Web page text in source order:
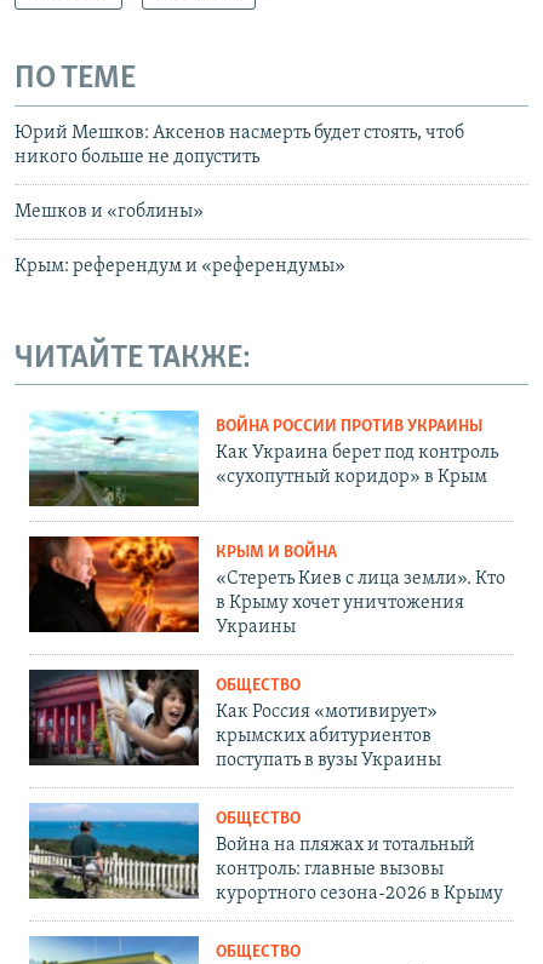
ПО ТЕМЕ
Юрий Мешков: Аксенов насмерть будет стоять, чтоб
никого больше не допустить
Мешков и «гоблины»
Крым: референдум и «референдумы»
ЧИТАЙТЕ ТАКЖЕ:
ВОЙНА РОССИИ ПРОТИВ УКРАИНЫ
Как Украина берет под контроль
«сухопутный коридор» в Крым
КРЫМ И ВОЙНА
«Стереть Киев с лица земли». Кто
в Крыму хочет уничтожения
Украины
ОБЩЕСТВО
Как Россия «мотивирует»
крымских абитуриентов
поступать в вузы Украины
ОБЩЕСТВО
Война на пляжах и тотальный
контроль: главные вызовы
курортного сезона-2026 в Крыму
ОБЩЕСТВО